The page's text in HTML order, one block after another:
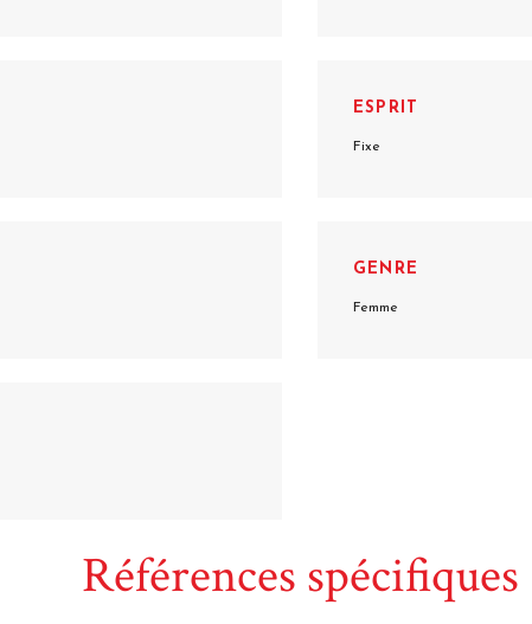
ESPRIT
Fixe
GENRE
Femme
Références spécifiques